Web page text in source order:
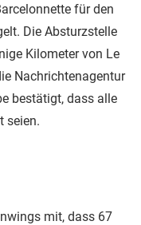
für den
Die Absturzstelle
Kilometer von Le
Nachrichtenagentur
bestätigt, dass alle
seien.
mit, dass 67